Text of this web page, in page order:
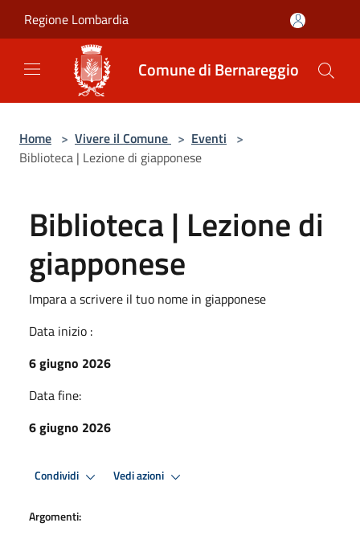
Regione Lombardia
Comune di Bernareggio
Home > Vivere il Comune > Eventi >
Biblioteca | Lezione di giapponese
Biblioteca | Lezione di
giapponese
Impara a scrivere il tuo nome in giapponese
Data inizio :
6 giugno 2026
Data fine:
6 giugno 2026
Condividi Vedi azioni
Argomenti: